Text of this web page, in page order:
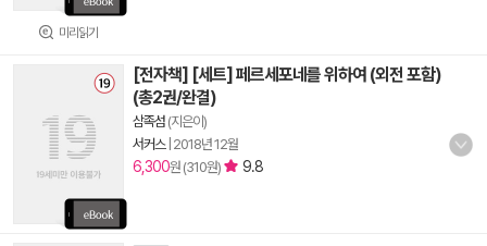
미리읽기
[전자책] [세트] 페르세포네를 위하여 (외전 포함)
(총2권/완결)
삼족섬 (지은이)
서커스| 2018년 12월
6,300원 (310원) 9.8